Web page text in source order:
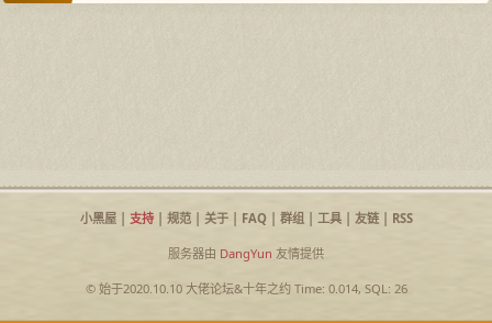
小黑屋| 支持| 规范| 关于| FAQ| 群组| 工具| 友链| RSS
服务器由 DangYun 友情提供
© 始于2020.10.10 大佬论坛&十年之约Time: 0.014, SQL: 26